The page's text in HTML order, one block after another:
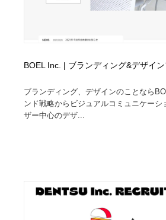
BOEL Inc. | ブランディング&デザイ
ブランディング、デザインのことなら
ンド戦略からビジュアルコミュニケーシ
ザー中心のデザ...